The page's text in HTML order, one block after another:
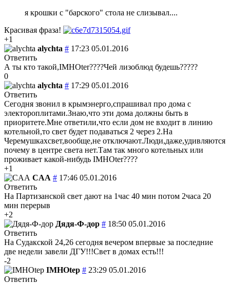
я крошки с "барского" стола не слизывал....
Красивая фраза!
+1
alychta # 17:23 05.01.2016
Ответить
А ты кто такой,IMHOter????Чей лизоблюд будешь?????
0
alychta # 17:29 05.01.2016
Ответить
Сегодня звонил в крымэнерго,спрашивал про дома с
электороплитами.Знаю,что эти дома должны быть в
приоритете.Мне ответили,что если дом не входит в линию
котельной,то свет будет подаваться 2 через 2.На
Черемушкахсвет,вообще,не отключают.Люди,даже,удивляются
почему в центре света нет.Там так много котельных или
проживает какой-нибудь IMHOter????
+1
CAA # 17:46 05.01.2016
Ответить
На Партизанской свет дают на 1час 40 мин потом 2часа 20
мин перерыв
+2
Дядя-Ф-дор # 18:50 05.01.2016
Ответить
На Судакской 24,26 сегодня вечером впервые за последние
две недели завели ДГУ!!!Свет в домах есть!!!
-2
IMHOtep # 23:29 05.01.2016
Ответить